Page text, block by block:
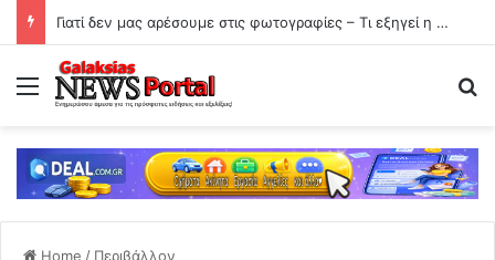
Γιατί δεν μας αρέσουμε στις φωτογραφίες – Τι εξηγεί η ψυχολογία
Menu
Home / Περιβάλλον